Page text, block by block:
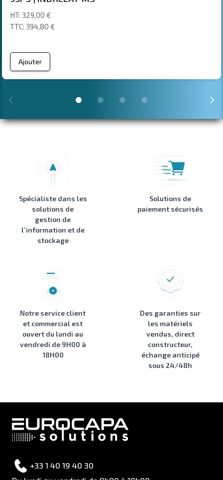
394,80 €
329,00 €
Ajouter
Spécialiste dans les
solutions de
gestion de
l’information et de
stockage
Solutions de
paiement sécurisés
Notre service client
et commercial est
ouvert du lundi au
vendredi de 9H00 à
18H00
Des garanties sur
les matériels
vendus, direct
constructeur,
échange anticipé
sous 24/48h
+33 1 40 19 40 30